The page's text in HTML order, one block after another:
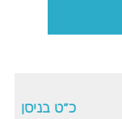
כ״ט בניסן